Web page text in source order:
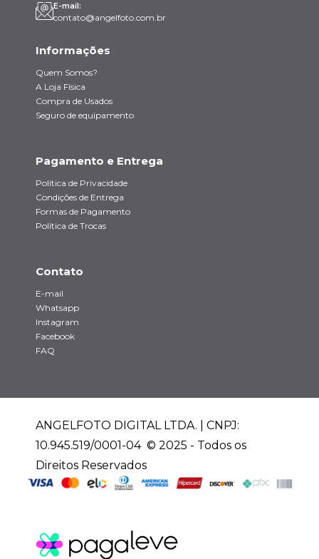
E-mail:
contato@angelfoto.com.br
Informações
Quem Somos?
A Loja Física
Compra de Usados
Seguro de equipamento
Pagamento e Entrega
Política de Privacidade
Condições de Entrega
Formas de Pagamento
Política de Trocas
Contato
E-mail
Whatsapp
Instagram
Facebook
FAQ
ANGELFOTO DIGITAL LTDA. | CNPJ:
10.945.519/0001-04 © 2025 - Todos os
Direitos Reservados